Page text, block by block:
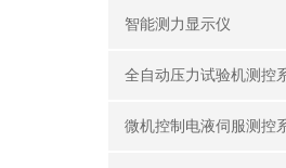
智能测力显示仪
全自动压力试验机测控
微机控制电液伺服测控